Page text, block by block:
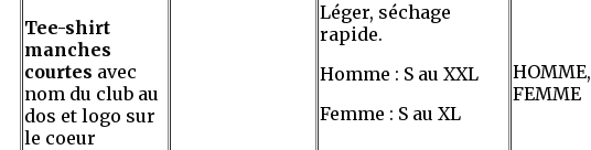
Tee-shirt
manches
courtes avec
nom du club au
dos et logo sur
le coeur
Léger, séchage
rapide.
Homme : S au XXL
Femme : S au XL
HOMME,
FEMME